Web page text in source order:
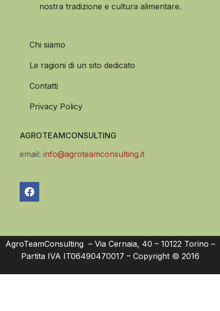
nostra tradizione e cultura alimentare.
Chi siamo
Le ragioni di un sito dedicato
Contatti
Privacy Policy
AGROTEAMCONSULTING
email: info@agroteamconsulting.it
AgroTeamConsulting – Via Cernaia, 40 – 10122 Torino –
Partita IVA IT06490470017 – Copyright © 2016